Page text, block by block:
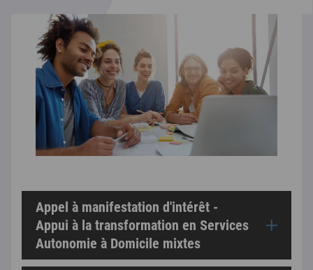
Appel à manifestation d'intérêt -
Appui à la transformation en Services
Autonomie à Domicile mixtes